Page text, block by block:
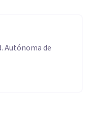
Autónoma de